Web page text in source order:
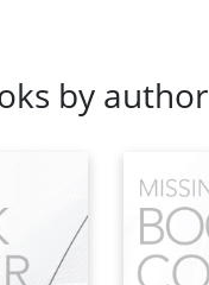
by author